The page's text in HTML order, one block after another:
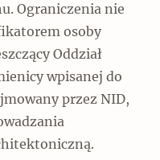
Ograniczenia nie
osoby
Oddział
wpisanej do
przez NID,